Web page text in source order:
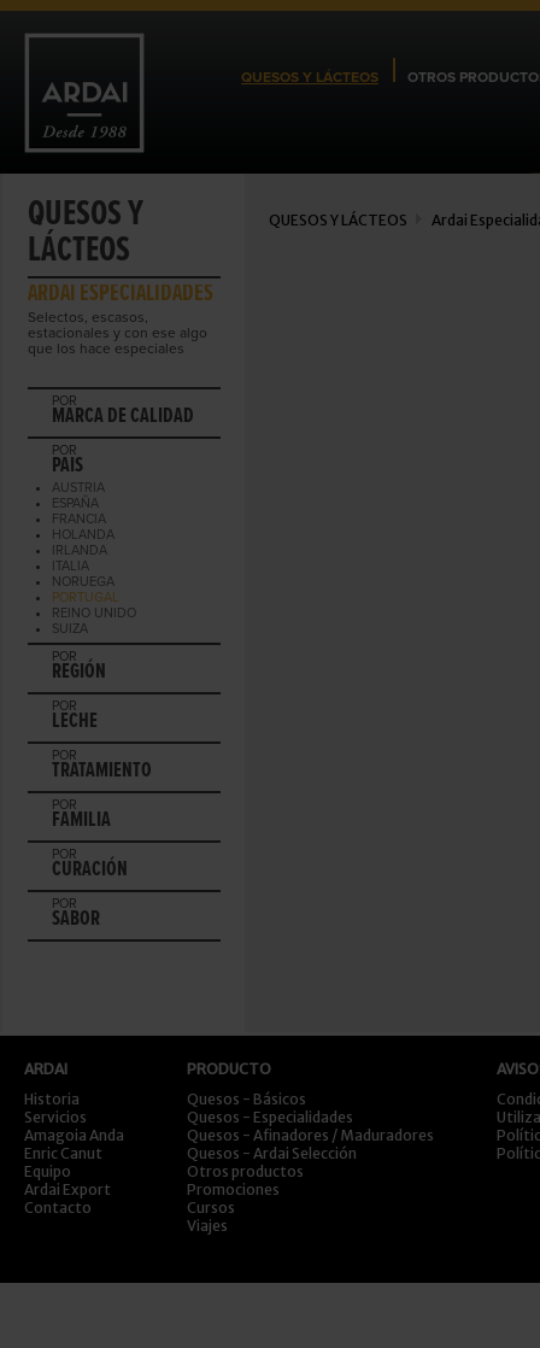
QUESOS Y LÁCTEOS OTROS
QUESOS Y
LÁCTEOS
ARDAI ESPECIALIDADES
Selectos, escasos,
estacionales y con ese algo
que los hace especiales
POR
MARCA DE CALIDAD
POR
PAIS
AUSTRIA
ESPAÑA
FRANCIA
HOLANDA
IRLANDA
ITALIA
NORUEGA
PORTUGAL
REINO UNIDO
SUIZA
POR
REGIÓN
POR
LECHE
POR
TRATAMIENTO
POR
FAMILIA
POR
CURACIÓN
POR
SABOR
QUESOS Y LÁCTEOS Ardai
ARDAI
Historia
Servicios
Amagoia Anda
Enric Canut
Equipo
Ardai Export
Contacto
PRODUCTO
Quesos - Básicos
Quesos - Especialidades
Quesos - Afinadores / Maduradores
Quesos - Ardai Selección
Otros productos
Promociones
Cursos
Viajes